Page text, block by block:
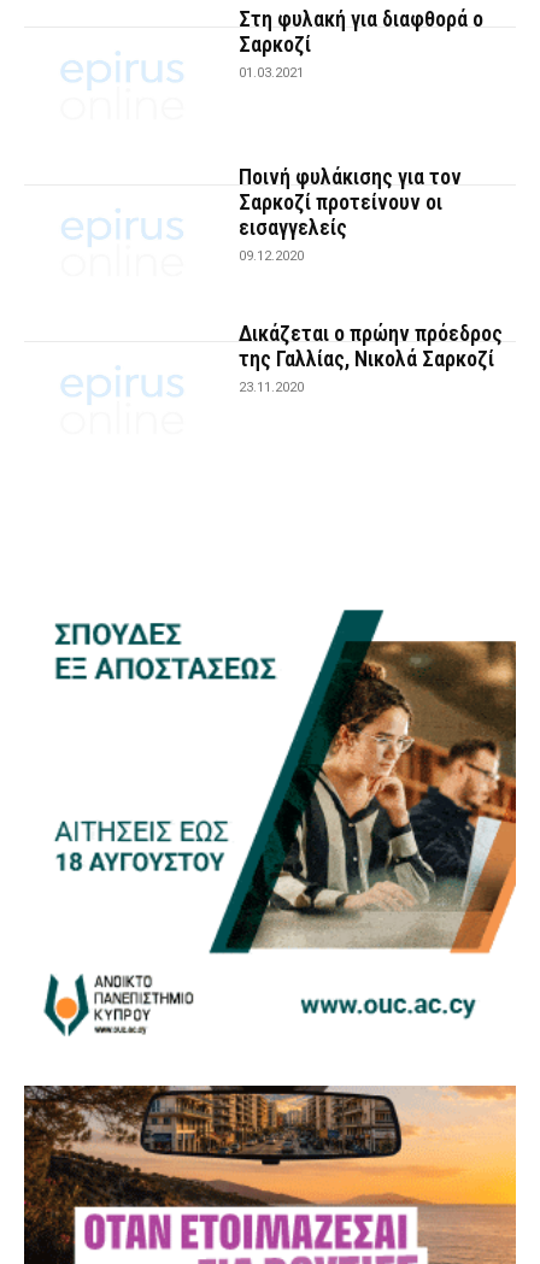
Στη φυλακή για διαφθορά ο
Σαρκοζί
01.03.2021
Ποινή φυλάκισης για τον
Σαρκοζί προτείνουν οι
εισαγγελείς
09.12.2020
Δικάζεται ο πρώην πρόεδρος
της Γαλλίας, Νικολά Σαρκοζί
23.11.2020